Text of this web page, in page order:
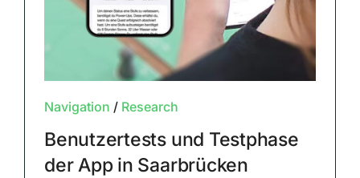
Navigation / Research
Benutzertests und Testphase
der App in Saarbrücken